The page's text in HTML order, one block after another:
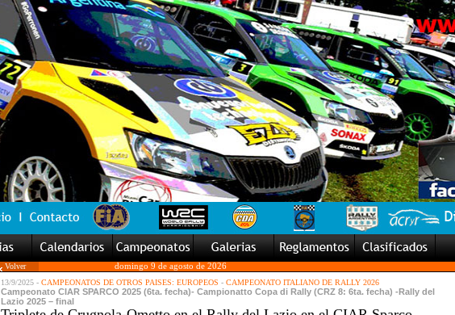
Volver domingo 9 de agosto de 2026
13/9/2025 - CAMPEONATOS DE OTROS PAISES: EUROPEOS - CAMPEONATO ITALIANO DE RALLY 2026
Campeonato CIAR SPARCO 2025 (6ta. fecha)- Campionatto Copa di Rally (CRZ 8: 6ta. fecha) -Rally del
Lazio 2025 – final